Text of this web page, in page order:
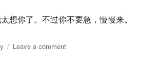
你了。不过你不要急，慢慢来。
Leave a commenton